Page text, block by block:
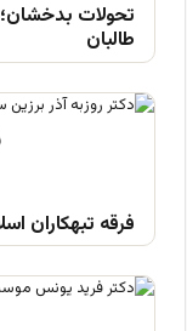
تحولات
طالبان
فرقه تبهکاران